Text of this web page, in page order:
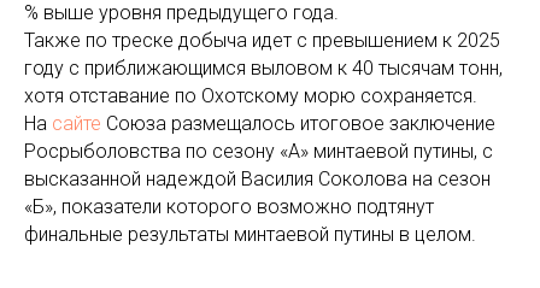
% выше уровня предыдущего года.
Также по треске добыча идет с превышением к 2025
году с приближающимся выловом к 40 тысячам тонн,
хотя отставание по Охотскому морю сохраняется.
На сайте Союза размещалось итоговое заключение
Росрыболовства по сезону «А» минтаевой путины, с
высказанной надеждой Василия Соколова на сезон
«Б», показатели которого возможно подтянут
финальные результаты минтаевой путины в целом.